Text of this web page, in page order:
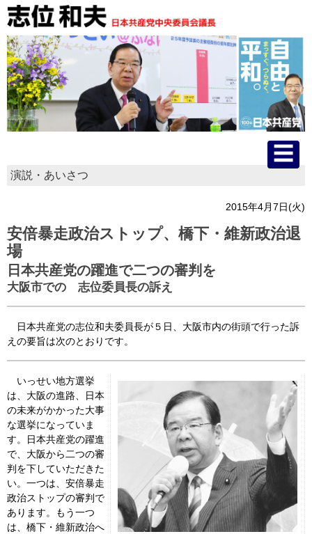
プロフィール
主な活動
国会質問
会見・発言集
論文・著書
演説・あいさつ
2015年4月7日(火)
安倍暴走政治ストップ、橋下・維新政治退
場
日本共産党の躍進で二つの審判を
大阪市での 志位委員長の訴え
日本共産党の志位和夫委員長が５日、大阪市内の街頭で行った訴
えの要旨は次のとおりです。
いっせい地方選挙
は、大阪の進路、日本
の未来がかかった大事
な選挙になっていま
す。日本共産党の躍進
で、大阪から二つの審
判を下していただきた
い。一つは、安倍暴走
政治ストップの審判で
あります。もう一つ
は、橋下・維新政治へ